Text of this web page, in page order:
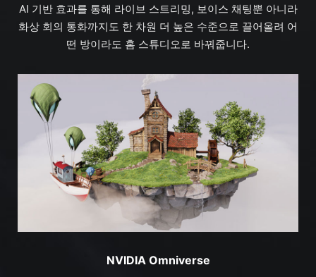
AI 기반 효과를 통해 라이브 스트리밍, 보이스 채팅뿐 아니라
화상 회의 통화까지도 한 차원 더 높은 수준으로 끌어올려 어
떤 방이라도 홈 스튜디오로 바꿔줍니다.
NVIDIA Omniverse